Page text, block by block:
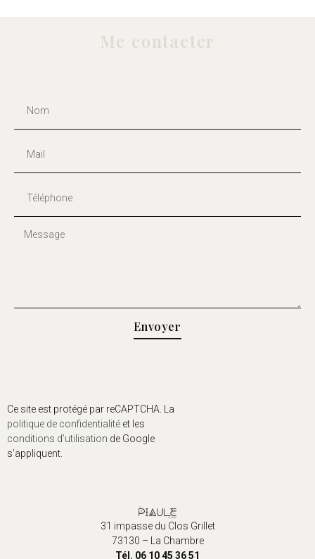
Me contacter
Envoyer
Ce site est protégé par reCAPTCHA. La
politique de confidentialité et les
conditions d’utilisation de Google
s’appliquent.
31 impasse du Clos Grillet
73130 – La Chambre
Tél. 06 10 45 36 51